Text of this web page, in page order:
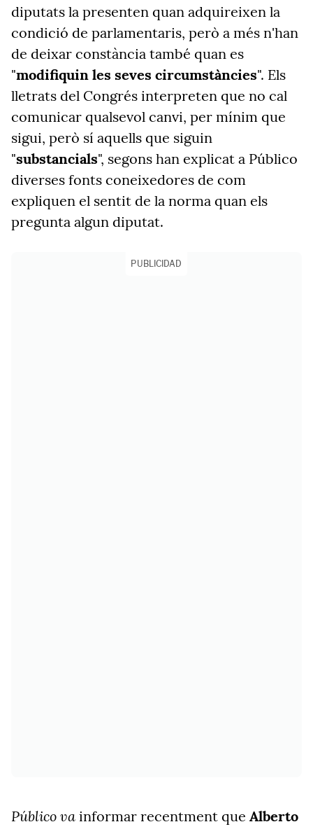
diputats la presenten quan adquireixen la
condició de parlamentaris, però a més n'han
de deixar constància també quan es
"modifiquin les seves circumstàncies". Els
lletrats del Congrés interpreten que no cal
comunicar qualsevol canvi, per mínim que
sigui, però sí aquells que siguin
"substancials", segons han explicat a Público
diverses fonts coneixedores de com
expliquen el sentit de la norma quan els
pregunta algun diputat.
PUBLICIDAD
Público va informar recentment que Alberto